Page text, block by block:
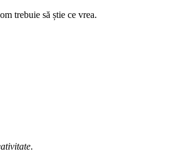
trebuie să știe ce vrea.
.